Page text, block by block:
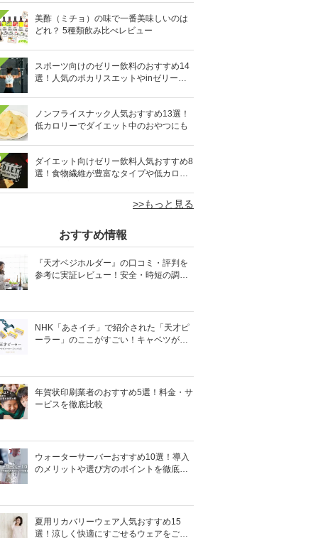
美酢（ミチョ）の味で一番美味しいのは
どれ？ 5種類飲み比べレビュー
スポーツ向けのゼリー飲料のおすすめ14
選！人気のポカリスエットやinゼリーな
ノンフライスナック人気おすすめ13選！
低カロリーでダイエット中のおやつにも
ダイエット向けゼリー飲料人気おすすめ8
選！食物繊維が豊富なタイプや低カロリ
>>もっと見る
おすすめ情報
『天才ベジホルダー』の口コミ・評判を
参考に実証レビュー！安全・時短の調理
NHK「あさイチ」で紹介された「天才ピ
ーラー」のここがすごい！キャベツがほ
年賀状印刷業者のおすすめ5選！料金・サ
ービスを徹底比較
ウォーターサーバーおすすめ10選！導入
のメリットや選び方のポイントを徹底解
夏用リカバリーウェア人気おすすめ15
選！涼しく快適にすごせるウェアをご紹